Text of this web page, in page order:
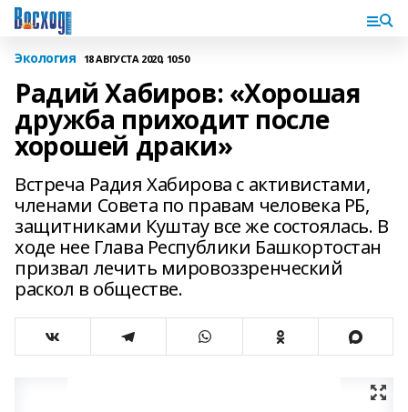
Экология 18 АВГУСТА 2020, 10:50
Радий Хабиров: «Хорошая
дружба приходит после
хорошей драки»
Встреча Радия Хабирова с активистами,
членами Совета по правам человека РБ,
защитниками Куштау все же состоялась. В
ходе нее Глава Республики Башкортостан
призвал лечить мировоззренческий
раскол в обществе.